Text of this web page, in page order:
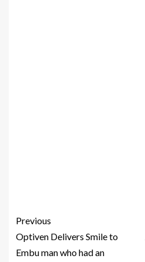
Previous
Optiven Delivers Smile to
Embu man who had an